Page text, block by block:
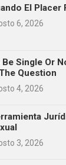
El Placer
6, 2026
Be Single Or
Question
4, 2026
3, 2026